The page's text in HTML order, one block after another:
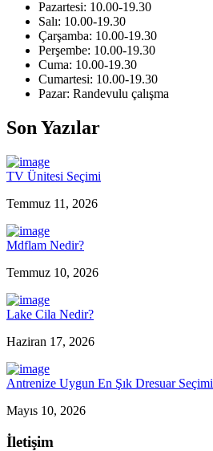
Pazartesi: 10.00-19.30
Salı: 10.00-19.30
Çarşamba: 10.00-19.30
Perşembe: 10.00-19.30
Cuma: 10.00-19.30
Cumartesi: 10.00-19.30
Pazar: Randevulu çalışma
Son Yazılar
TV Ünitesi Seçimi
Temmuz 11, 2026
Mdflam Nedir?
Temmuz 10, 2026
Lake Cila Nedir?
Haziran 17, 2026
Antrenize Uygun En Şık Dresuar Seçimi
Mayıs 10, 2026
İletişim